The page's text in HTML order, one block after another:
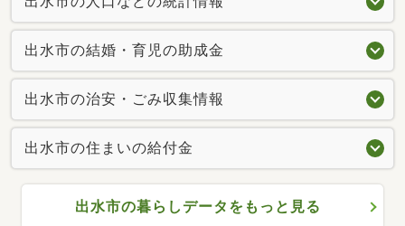
出水市の結婚・育児の助成金
出水市の治安・ごみ収集情報
出水市の住まいの給付金
出水市の暮らしデータをもっと見る